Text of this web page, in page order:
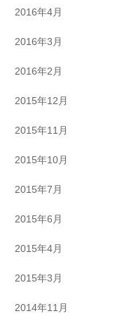
2016年4月
2016年3月
2016年2月
2015年12月
2015年11月
2015年10月
2015年7月
2015年6月
2015年4月
2015年3月
2014年11月